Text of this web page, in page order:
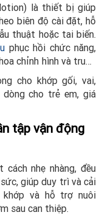
là thiết bị giúp
biên độ cài đặt, hỗ
thuật hoặc tai biến.
phục hồi chức năng,
chỉnh hình và trung
cho khớp gối, vai,
cho trẻ em, giá
tập vận động
nhẹ nhàng, đều
giúp duy trì và cải
khớp và hỗ trợ nuôi
sau can thiệp.